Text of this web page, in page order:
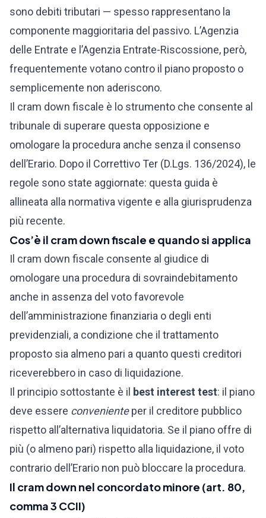
sono debiti tributari — spesso rappresentano la
componente maggioritaria del passivo. L’Agenzia
delle Entrate e l’Agenzia Entrate-Riscossione, però,
frequentemente votano contro il piano proposto o
semplicemente non aderiscono.
Il cram down fiscale è lo strumento che consente al
tribunale di superare questa opposizione e
omologare la procedura anche senza il consenso
dell’Erario. Dopo il Correttivo Ter (D.Lgs. 136/2024), le
regole sono state aggiornate: questa guida è
allineata alla normativa vigente e alla giurisprudenza
più recente.
Cos’è il cram down fiscale e quando si applica
Il cram down fiscale consente al giudice di
omologare una procedura di sovraindebitamento
anche in assenza del voto favorevole
dell’amministrazione finanziaria o degli enti
previdenziali, a condizione che il trattamento
proposto sia almeno pari a quanto questi creditori
riceverebbero in caso di liquidazione.
Il principio sottostante è il best interest test: il piano
deve essere convenienteper il creditore pubblico
rispetto all’alternativa liquidatoria. Se il piano offre di
più (o almeno pari) rispetto alla liquidazione, il voto
contrario dell’Erario non può bloccare la procedura.
Il cram down nel concordato minore (art. 80,
comma 3 CCII)